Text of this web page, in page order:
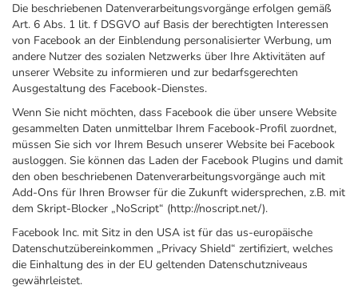
Die beschriebenen Datenverarbeitungsvorgänge erfolgen gemäß
Art. 6 Abs. 1 lit. f DSGVO auf Basis der berechtigten Interessen
von Facebook an der Einblendung personalisierter Werbung, um
andere Nutzer des sozialen Netzwerks über Ihre Aktivitäten auf
unserer Website zu informieren und zur bedarfsgerechten
Ausgestaltung des Facebook-Dienstes.
Wenn Sie nicht möchten, dass Facebook die über unsere Website
gesammelten Daten unmittelbar Ihrem Facebook-Profil zuordnet,
müssen Sie sich vor Ihrem Besuch unserer Website bei Facebook
ausloggen. Sie können das Laden der Facebook Plugins und damit
den oben beschriebenen Datenverarbeitungsvorgänge auch mit
Add-Ons für Ihren Browser für die Zukunft widersprechen, z.B. mit
dem Skript-Blocker „NoScript“ (http://noscript.net/).
Facebook Inc. mit Sitz in den USA ist für das us-europäische
Datenschutzübereinkommen „Privacy Shield“ zertifiziert, welches
die Einhaltung des in der EU geltenden Datenschutzniveaus
gewährleistet.